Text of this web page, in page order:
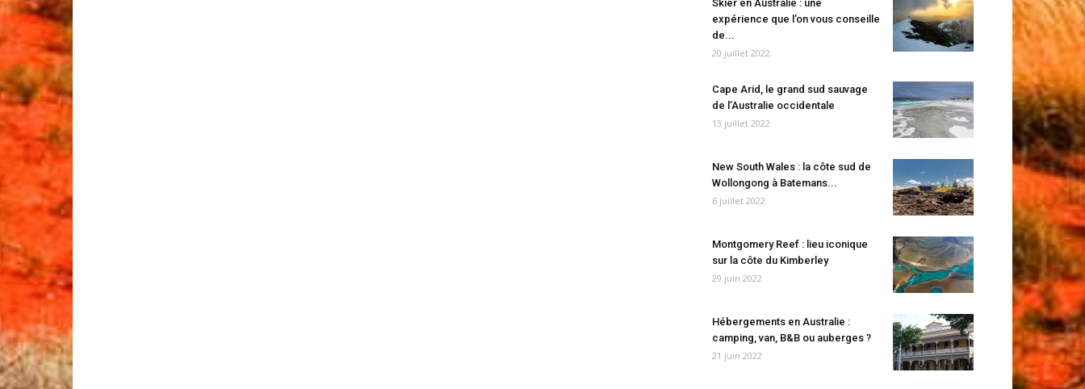
Skier en Australie : une
expérience que l’on vous conseille
de...
20 juillet 2022
Cape Arid, le grand sud sauvage
de l’Australie occidentale
13 juillet 2022
New South Wales : la côte sud de
Wollongong à Batemans...
6 juillet 2022
Montgomery Reef : lieu iconique
sur la côte du Kimberley
29 juin 2022
Hébergements en Australie :
camping, van, B&B ou auberges ?
21 juin 2022